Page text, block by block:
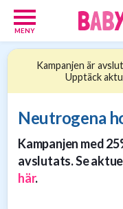
MENY
Kampanjen är
Upptäck
Neutrogena
Kampanjen med
avslutats. Se
här.
Föräldrar
Erbjudanden
Presenttips
15
Personliga
gåvor